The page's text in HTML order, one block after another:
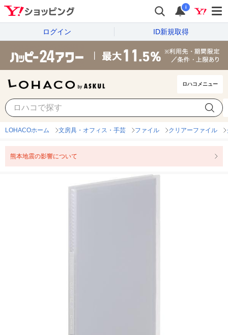
i
ログイン ID新規取得
ロハコメニュー
LOHACOホーム 文房具・オフィス・手芸 ファイル クリアーファイル
熊本地震の影響について